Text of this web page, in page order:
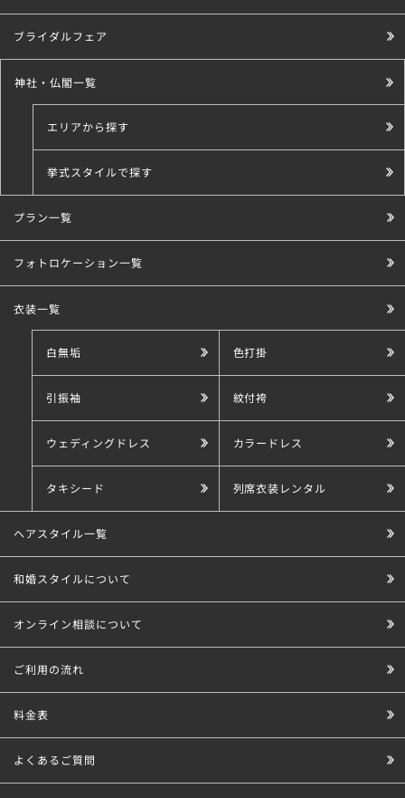
ブライダルフェア
神社・仏閣一覧
エリアから探す
挙式スタイルで探す
こだわり条件で探す
プラン一覧
フォトロケーション一覧
衣装一覧
白無垢 色打掛
引振袖 紋付袴
ウェディングドレス カラードレス
タキシード 列席衣装レンタル
ヘアスタイル一覧
和婚スタイルについて
オンライン相談について
ご利用の流れ
料金表
よくあるご質問